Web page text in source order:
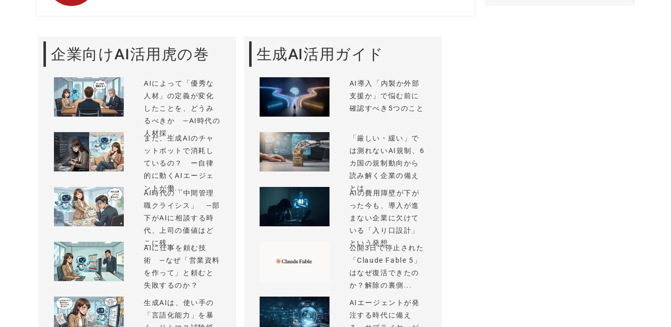
企業向けAI活用虎の巻
AIによって「優秀な
人材」の定義が変化
したことを、どうみ
るべきか —AI時代の
人材採...
まだ、生成AIのチャ
ットボットで消耗し
ているの？ ー自律
的に動くAIエージェ
ントが働...
AI時代の「中間管理
職クライシス」 —部
下がAIに相談する時
代、上司の価値はど
こに残...
AIに仕事を頼む技
術 —なぜ「営業資料
を作って」と頼むと
失敗するのか？
生成AIは、使い手の
「言語化能力」を暴
生成AI活用ガイド
AI導入「内製か外部
支援か」で悩む前に
確認すべき5つのこと
「厳しい・緩い」で
は測れないAI規制、6
カ国の規制動向から
読み解く企業の備え
とは
AIの費用障壁が下が
った今も、導入が進
まない企業に欠けて
いる「入り口設計」
という発想
公開3日で停止された
「Claude Fable 5」
はなぜ復活できたの
か？解除の裏側...
AIエージェントが発
注する時代に備え